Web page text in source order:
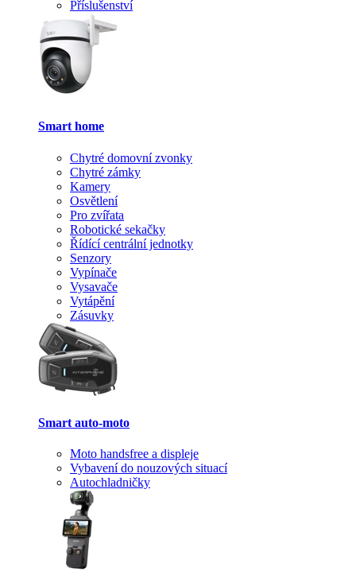
Příslušenství
Smart home
Chytré domovní zvonky
Chytré zámky
Kamery
Osvětlení
Pro zvířata
Robotické sekačky
Řídící centrální jednotky
Senzory
Vypínače
Vysavače
Vytápění
Zásuvky
Smart auto-moto
Moto handsfree a displeje
Vybavení do nouzových situací
Autochladničky